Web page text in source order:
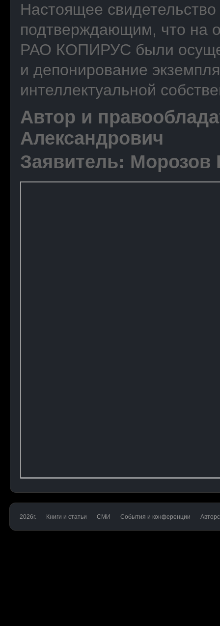
Настоящее
подтверждающим, что на
РАО КОПИРУС были
и депонирование
интеллектуальной
Автор и
Александрович
Заявитель:
2026г. Книги и статьи СМИ События и конференции